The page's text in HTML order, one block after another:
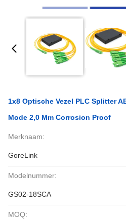
1x8 Optische Vezel PLC Splitter
Mode 2,0 Mm Corrosion Proof
Merknaam:
GoreLink
Modelnummer:
GS02-18SCA
MOQ: